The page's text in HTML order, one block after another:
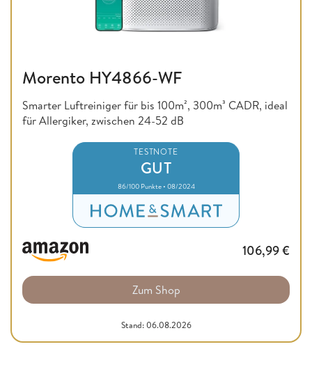
Morento HY4866-WF
Smarter Luftreiniger für bis 100m², 300m³ CADR, ideal
für Allergiker, zwischen 24-52 dB
TESTNOTE
GUT
86/100 Punkte • 08/2024
106,99€
Zum Shop
Stand: 06.08.2026